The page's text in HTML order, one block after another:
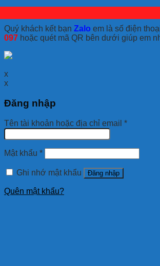
Quý khách kết bạn Zalo em là số điện
097 hoặc quét mã QR bên dưới giúp em
x
x
Đăng nhập
Tên tài khoản hoặc địa chỉ email *
Mật khẩu *
Ghi nhớ mật khẩu Đăng nhập
Quên mật khẩu?